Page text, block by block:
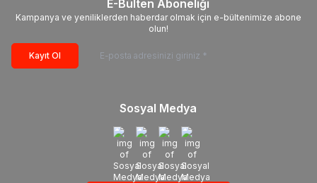
E-Bülten Aboneliği
Kampanya ve yeniliklerden haberdar olmak için e-bültenimize abone
olun!
Kayıt Ol
Sosyal Medya